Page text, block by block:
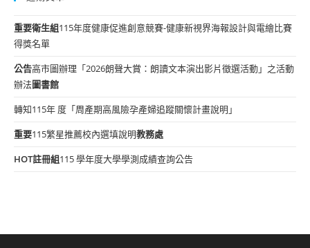
重要衛生組115年度健康促進創意競賽-健康新視界海報設計與電繪比賽
得獎名單
公告高市圖辦理「2026朗聲大賞：朗讀文本演出影片徵選活動」之活動
辦法圖書館
轉知115年 度「周產期高風險孕產婦追蹤關懷計畫說明」
重要115繁星推薦校內選填說明教務處
HOT註冊組115 學年度大學學測成績查詢公告